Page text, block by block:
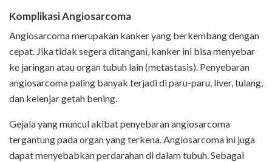
Komplikasi Angiosarcoma
Angiosarcoma merupakan kanker yang berkembang dengan
cepat. Jika tidak segera ditangani, kanker ini bisa menyebar
ke jaringan atau organ tubuh lain (metastasis). Penyebaran
angiosarcoma paling banyak terjadi di paru-paru, liver, tulang,
dan kelenjar getah bening.
Gejala yang muncul akibat penyebaran angiosarcoma
tergantung pada organ yang terkena. Angiosarcoma ini juga
dapat menyebabkan perdarahan di dalam tubuh. Sebagai